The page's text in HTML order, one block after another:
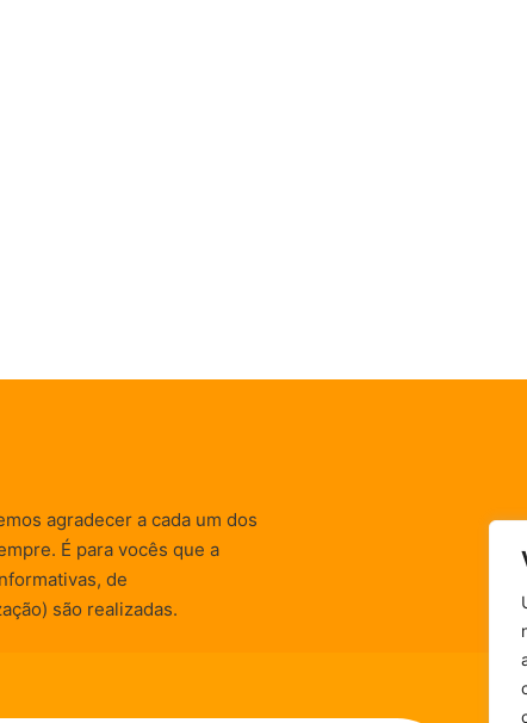
agradecer a cada um dos
É para vocês que a
de
são realizadas.